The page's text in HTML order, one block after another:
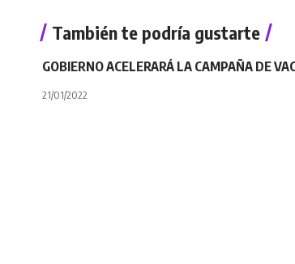
También te podría gustarte
GOBIERNO ACELERARÁ LA CAMPAÑA DE
21/01/2022